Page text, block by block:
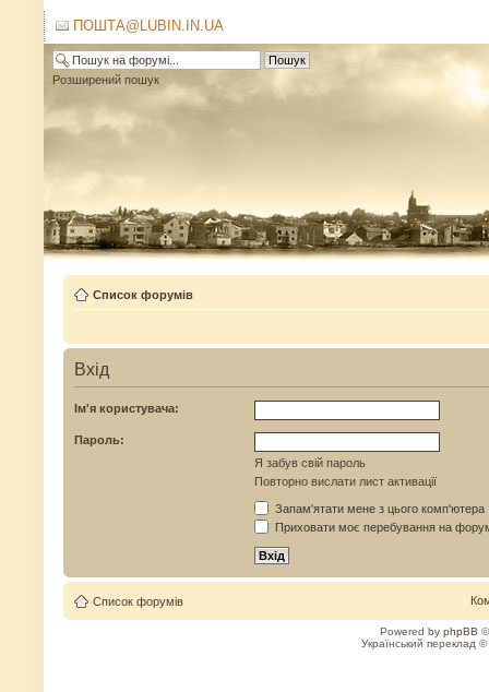
ПОШТА@LUBIN.IN.UA
Розширений пошук
Список форумів
Вхід
Ім'я користувача:
Пароль:
Я забув свій пароль
Повторно вислати лист активації
Запам'ятати мене з цього комп'ютера
Приховати моє перебування на
Список форумів
Powered by phpBB
Український переклад